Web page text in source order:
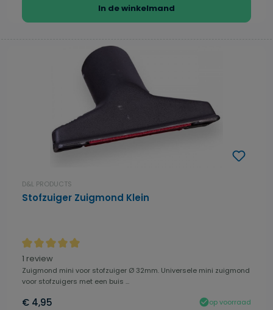
In de winkelmand
D&L PRODUCTS
Stofzuiger Zuigmond Klein
Gemiddelde waardering van 5 van 5 sterren
1 review
Zuigmond mini voor stofzuiger Ø 32mm. Universele mini zuigmond
voor stofzuigers met een buis ...
€ 4,95
op voorraad